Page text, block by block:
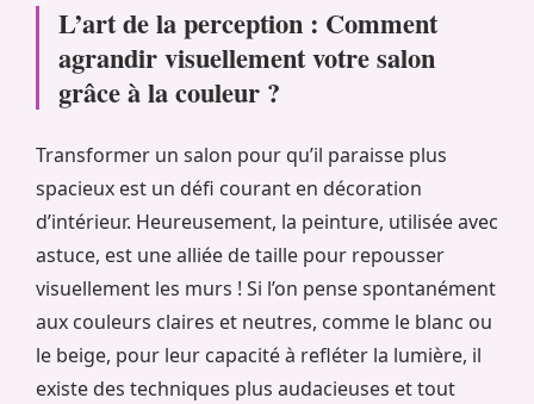
L’art de la perception : Comment
agrandir visuellement votre salon
grâce à la couleur ?
Transformer un salon pour qu’il paraisse plus
spacieux est un défi courant en décoration
d’intérieur. Heureusement, la peinture, utilisée avec
astuce, est une alliée de taille pour repousser
visuellement les murs ! Si l’on pense spontanément
aux couleurs claires et neutres, comme le blanc ou
le beige, pour leur capacité à refléter la lumière, il
existe des techniques plus audacieuses et tout